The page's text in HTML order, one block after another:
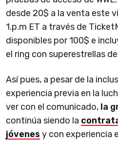
desde 20$ a la venta este
1.p.m ET a través de
disponibles por 100$ e
el ring con superestrellas de
Así pues, a pesar de la
experiencia previa en la
ver con el comunicado, la
continúa siendo la
jóvenes y con experiencia